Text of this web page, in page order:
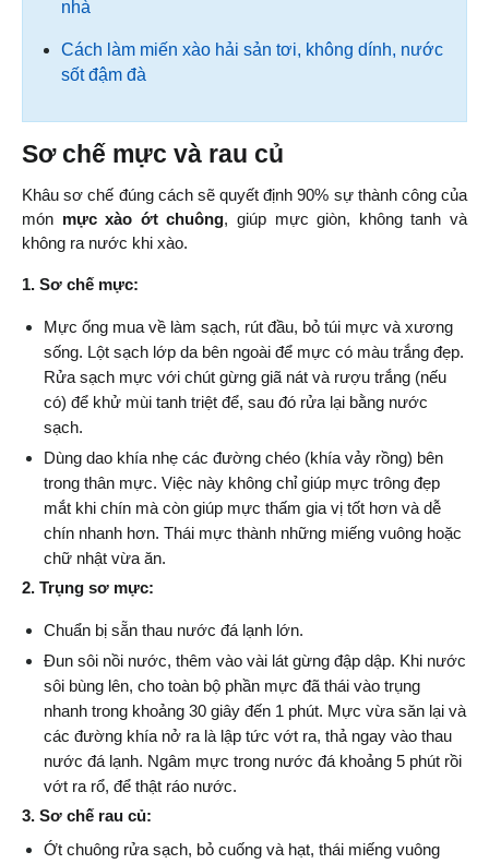
nhà
Cách làm miến xào hải sản tơi, không dính, nước
sốt đậm đà
Sơ chế mực và rau củ
Khâu sơ chế đúng cách sẽ quyết định 90% sự thành công của
món mực xào ớt chuông, giúp mực giòn, không tanh và
không ra nước khi xào.
1. Sơ chế mực:
Mực ống mua về làm sạch, rút đầu, bỏ túi mực và xương
sống. Lột sạch lớp da bên ngoài để mực có màu trắng đẹp.
Rửa sạch mực với chút gừng giã nát và rượu trắng (nếu
có) để khử mùi tanh triệt để, sau đó rửa lại bằng nước
sạch.
Dùng dao khía nhẹ các đường chéo (khía vảy rồng) bên
trong thân mực. Việc này không chỉ giúp mực trông đẹp
mắt khi chín mà còn giúp mực thấm gia vị tốt hơn và dễ
chín nhanh hơn. Thái mực thành những miếng vuông hoặc
chữ nhật vừa ăn.
2. Trụng sơ mực:
Chuẩn bị sẵn thau nước đá lạnh lớn.
Đun sôi nồi nước, thêm vào vài lát gừng đập dập. Khi nước
sôi bùng lên, cho toàn bộ phần mực đã thái vào trụng
nhanh trong khoảng 30 giây đến 1 phút. Mực vừa săn lại và
các đường khía nở ra là lập tức vớt ra, thả ngay vào thau
nước đá lạnh. Ngâm mực trong nước đá khoảng 5 phút rồi
vớt ra rổ, để thật ráo nước.
3. Sơ chế rau củ:
Ớt chuông rửa sạch, bỏ cuống và hạt, thái miếng vuông